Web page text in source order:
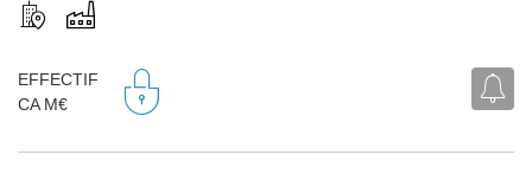
EFFECTIF
CA M€